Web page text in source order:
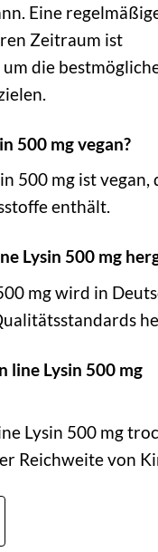
Eine
Zeitraum ist
die
500 mg vegan?
500 mg ist vegan,
enthält.
Lysin 500 mg
mg wird in
line Lysin 500 mg
Lysin 500 mg
Reichweite von